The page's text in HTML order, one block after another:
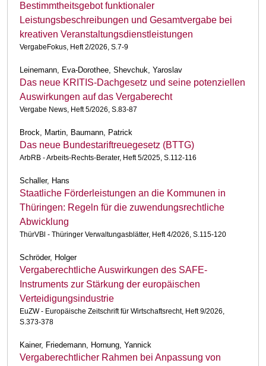
Bestimmtheitsgebot funktionaler
Leistungsbeschreibungen und Gesamtvergabe bei
kreativen Veranstaltungsdienstleistungen
VergabeFokus, Heft 2/2026, S.7-9
Leinemann, Eva-Dorothee, Shevchuk, Yaroslav
Das neue KRITIS-Dachgesetz und seine potenziellen
Auswirkungen auf das Vergaberecht
Vergabe News, Heft 5/2026, S.83-87
Brock, Martin, Baumann, Patrick
Das neue Bundestariftreuegesetz (BTTG)
ArbRB - Arbeits-Rechts-Berater, Heft 5/2025, S.112-116
Schaller, Hans
Staatliche Förderleistungen an die Kommunen in
Thüringen: Regeln für die zuwendungsrechtliche
Abwicklung
ThürVBl - Thüringer Verwaltungasblätter, Heft 4/2026, S.115-120
Schröder, Holger
Vergaberechtliche Auswirkungen des SAFE-
Instruments zur Stärkung der europäischen
Verteidigungsindustrie
EuZW - Europäische Zeitschrift für Wirtschaftsrecht, Heft 9/2026,
S.373-378
Kainer, Friedemann, Hornung, Yannick
Vergaberechtlicher Rahmen bei Anpassung von